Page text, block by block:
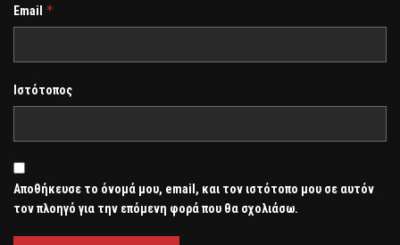
Email *
Ιστότοπος
Αποθήκευσε το όνομά μου, email, και τον ιστότοπο μου σε αυτόν
τον πλοηγό για την επόμενη φορά που θα σχολιάσω.